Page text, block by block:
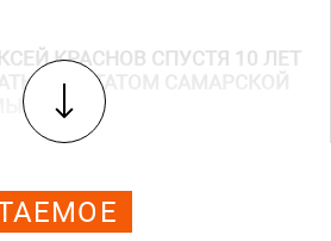
КРАСНОВ СПУСТЯ 10 ЛЕТ
ДЕПУТАТОМ САМАРСКОЙ